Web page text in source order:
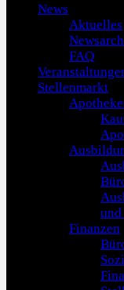
News
Aktuelles
FAQ
Stellenmarkt
Finanzen